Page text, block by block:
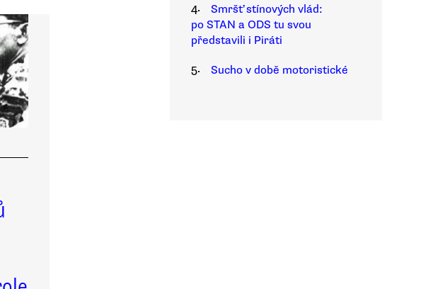
4.
Smršť stínových vlád:
po STAN a ODS tu svou
představili i Piráti
5.
Sucho v době motoristické